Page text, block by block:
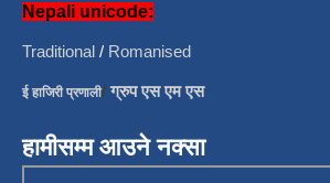
Nepali unicode:
Traditional / Romanised
ई हाजिरी प्रणाली/ग्रुप एस एम एस
हामीसम्म आउने नक्सा